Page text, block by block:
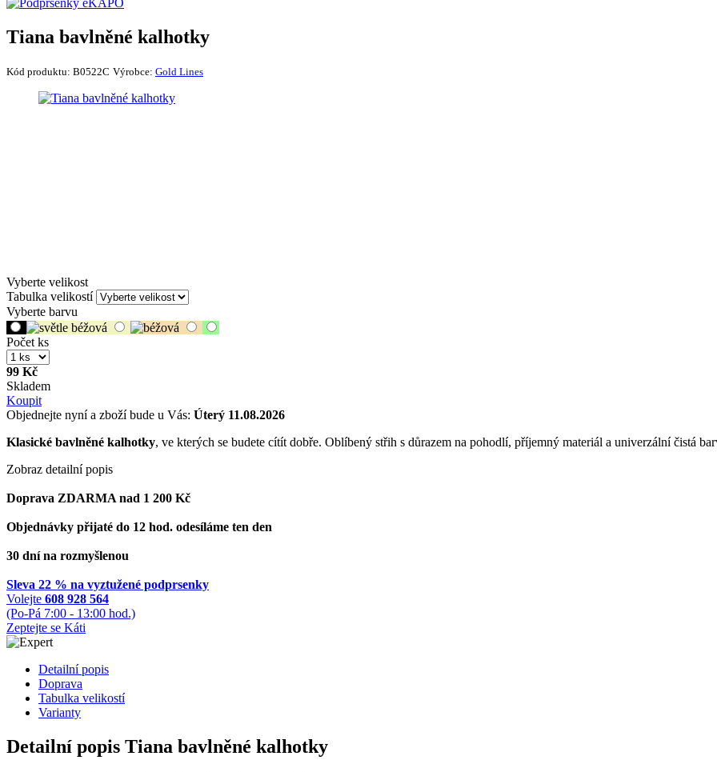
Tiana bavlněné kalhotky
Kód produktu: B0522C Výrobce: Gold Lines
Vyberte velikost
Tabulka velikostí
Vyberte barvu
Počet ks
99 Kč
Skladem
Koupit
Objednejte nyní a zboží bude u Vás: Úterý 11.08.2026
Klasické bavlněné kalhotky, ve kterých se budete cítít dobře. Oblíbený střih s důrazem na pohodlí, příjemný materiál a univerzální čistá
Zobraz detailní popis
Doprava ZDARMA nad 1 200 Kč
Objednávky přijaté do 12 hod. odesíláme ten den
30 dní na rozmyšlenou
Sleva 22 % na vyztužené podprsenky
Volejte 608 928 564
(Po-Pá 7:00 - 13:00 hod.)
Zeptejte se Káti
Detailní popis
Doprava
Tabulka velikostí
Varianty
Detailní popis Tiana bavlněné kalhotky